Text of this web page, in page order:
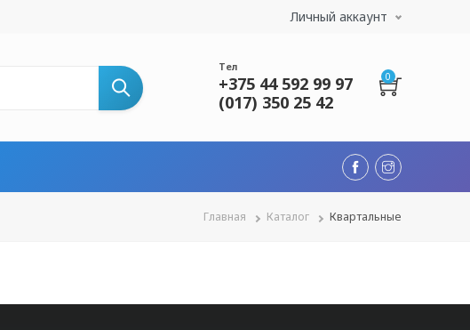
Личный аккаунт
Тел
+375 44 592 99 97
(017) 350 25 42
0
Строка
Главная Каталог Квартальные